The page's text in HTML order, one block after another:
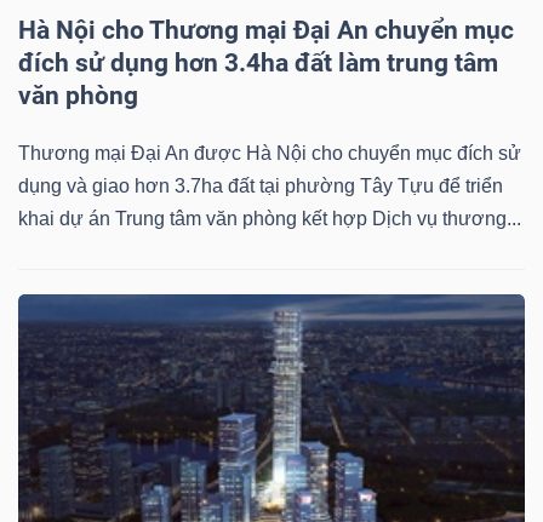
Hà Nội cho Thương mại Đại An chuyển mục
đích sử dụng hơn 3.4ha đất làm trung tâm
văn phòng
Thương mại Đại An được Hà Nội cho chuyển mục đích sử
dụng và giao hơn 3.7ha đất tại phường Tây Tựu để triển
khai dự án Trung tâm văn phòng kết hợp Dịch vụ thương...
đạo
(-)
Tất cả Người nội bộ
tức
Bài
viết
của
tác
giả
(-)